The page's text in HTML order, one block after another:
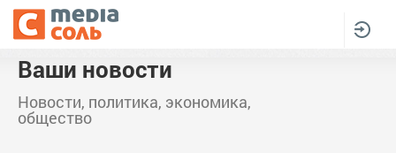
Ваши новости
Новости, политика, экономика,
общество